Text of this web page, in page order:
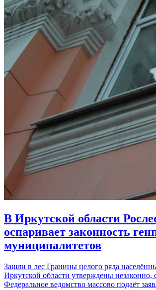
В Иркутской области
оспаривает законность
муниципалитетов
Зашли в лес Границы целого ряда
Иркутской области утверждены незаконно,
Федеральное ведомство массово подаёт